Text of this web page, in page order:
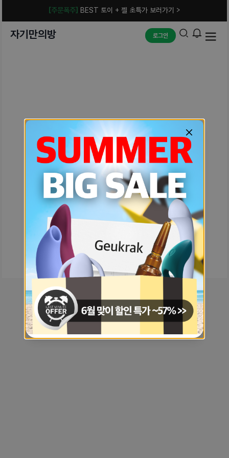
[주문폭주] BEST 토이 + 젤 초특가 보러가기 >
자기만의방 로그인
예상치 못한 에러입니다.